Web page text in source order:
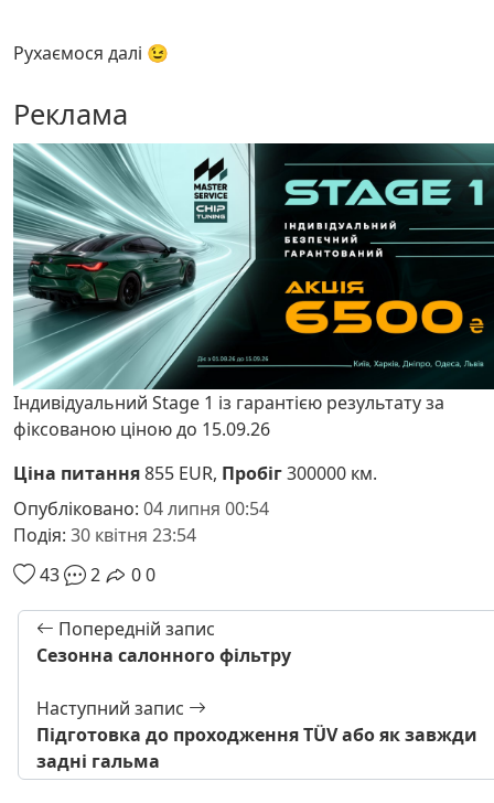
Рухаємося далі 😉
Реклама
Індивідуальний Stage 1 із гарантією результату за
фіксованою ціною до 15.09.26
Ціна питання855 EUR, Пробіг300000 км.
Опубліковано: 04 липня 00:54
Подія: 30 квітня 23:54
43
2 00
Попередній запис
Сезонна салонного фільтру
Наступний запис
Підготовка до проходження TÜV або як завжди
задні гальма